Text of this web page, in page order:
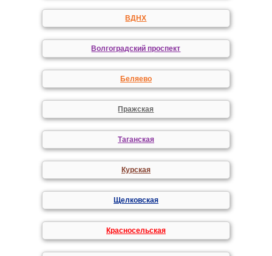
ВДНХ
Волгоградский проспект
Беляево
Пражская
Таганская
Курская
Щелковская
Красносельская